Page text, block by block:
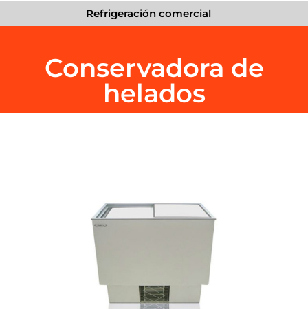
Refrigeración comercial
Conservadora de
helados